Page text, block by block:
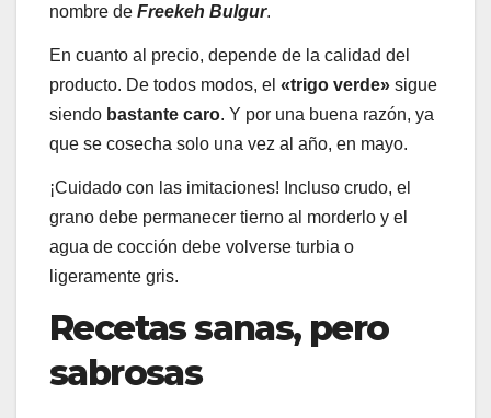
nombre de Freekeh Bulgur.
En cuanto al precio, depende de la calidad del
producto. De todos modos, el «trigo verde» sigue
siendo bastante caro. Y por una buena razón, ya
que se cosecha solo una vez al año, en mayo.
¡Cuidado con las imitaciones! Incluso crudo, el
grano debe permanecer tierno al morderlo y el
agua de cocción debe volverse turbia o
ligeramente gris.
Recetas sanas, pero
sabrosas